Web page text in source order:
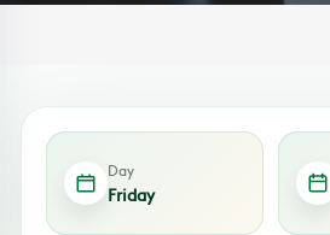
Day
Friday